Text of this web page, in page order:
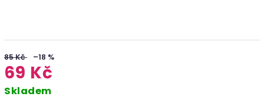
85 Kč –18 %
69 Kč
Skladem